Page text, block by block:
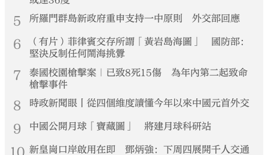
5 所羅門群島新政府重申支持一中原則 外交部回應
6
（有片）菲律賓交存所謂「黃岩島海圖」 國防部：
堅決反制任何鬧海挑釁
7
泰國校園槍擊案｜已致8死15傷 為年內第二起致命
槍擊事件
8 時政新聞眼丨從四個維度讀懂今年以來中國元首外交
9 中國公開月球「寶藏圖」 將建月球科研站
新皇崗口岸啟用在即 鄧炳強：下周四展開千人交通